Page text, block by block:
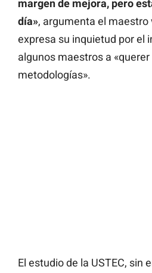
margen de mejora, pero
día», argumenta el maestro
expresa su inquietud por el
algunos maestros a
metodologías».
El estudio de la USTEC, sin